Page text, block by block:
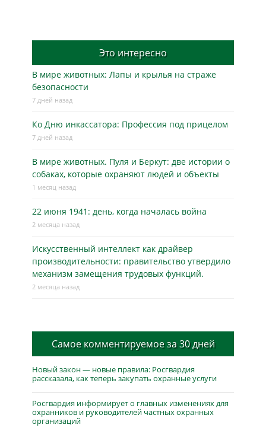
Это интересно
В мире животных: Лапы и крылья на страже
безопасности
7 дней назад
Ко Дню инкассатора: Профессия под прицелом
7 дней назад
В мире животных. Пуля и Беркут: две истории о
собаках, которые охраняют людей и объекты
1 месяц назад
22 июня 1941: день, когда началась война
2 месяца назад
Искусственный интеллект как драйвер
производительности: правительство утвердило
механизм замещения трудовых функций.
2 месяца назад
Самое комментируемое за 30 дней
Новый закон — новые правила: Росгвардия
рассказала, как теперь закупать охранные услуги
Росгвардия информирует о главных изменениях для
охранников и руководителей частных охранных
организаций